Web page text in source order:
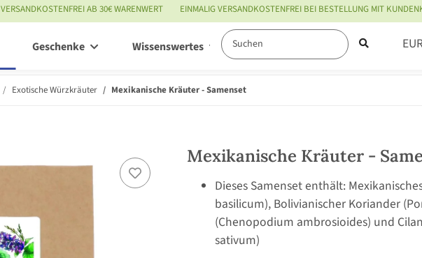
VERSANDKOSTENFREI AB 30€ WARENWERT EINMALIG VERSANDKOSTENFREI BEI BESTELLUNG MIT
Geschenke Wissenswertes Service
Exotische Würzkräuter Mexikanische Kräuter - Samenset
Mexikanische Kräuter -
Dieses Samenset enthält:
basilicum), Bolivianischer Koriander
(Chenopodium ambrosioides) und
sativum)